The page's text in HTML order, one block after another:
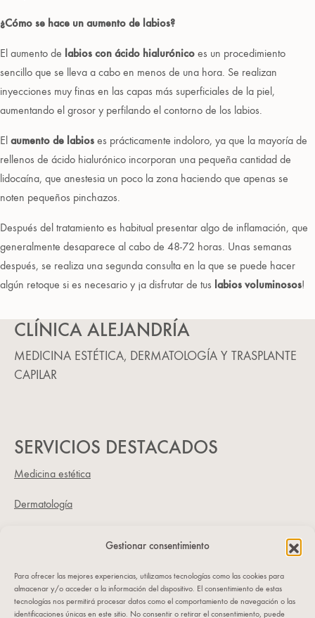
Gestionar consentimiento
Para ofrecer las mejores experiencias, utilizamos tecnologías como las cookies para
almacenar y/o acceder a la información del dispositivo. El consentimiento de estas
tecnologías nos permitirá procesar datos como el comportamiento de navegación o las
identificaciones únicas en este sitio. No consentir o retirar el consentimiento, puede
¿Cómo se hace un aumento de labios?
El aumento de labios con ácido hialurónico es un procedimiento
sencillo que se lleva a cabo en menos de una hora. Se realizan
inyecciones muy finas en las capas más superficiales de la piel,
aumentando el grosor y perfilando el contorno de los labios.
El aumento de labios es prácticamente indoloro, ya que la mayoría de
rellenos de ácido hialurónico incorporan una pequeña cantidad de
lidocaína, que anestesia un poco la zona haciendo que apenas se
noten pequeños pinchazos.
Después del tratamiento es habitual presentar algo de inflamación, que
generalmente desaparece al cabo de 48-72 horas. Unas semanas
después, se realiza una segunda consulta en la que se puede hacer
algún retoque si es necesario y ¡a disfrutar de tus labios voluminosos!
CLÍNICA ALEJANDRÍA
MEDICINA ESTÉTICA, DERMATOLOGÍA Y TRASPLANTE
CAPILAR
SERVICIOS DESTACADOS
Medicina estética
Dermatología
NUESTRA CLÍNICA
Dónde estamos
C/ Sorní 12, bajo